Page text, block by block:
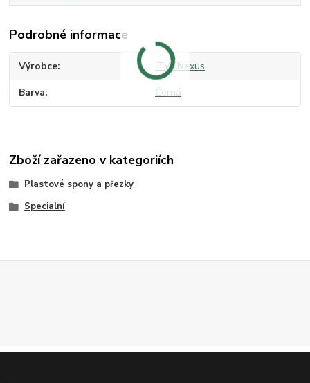
Podrobné informace
Výrobce ITW Nexus
Barva Černá
Zboží zařazeno v kategoriích
Plastové spony a přezky
Specialní